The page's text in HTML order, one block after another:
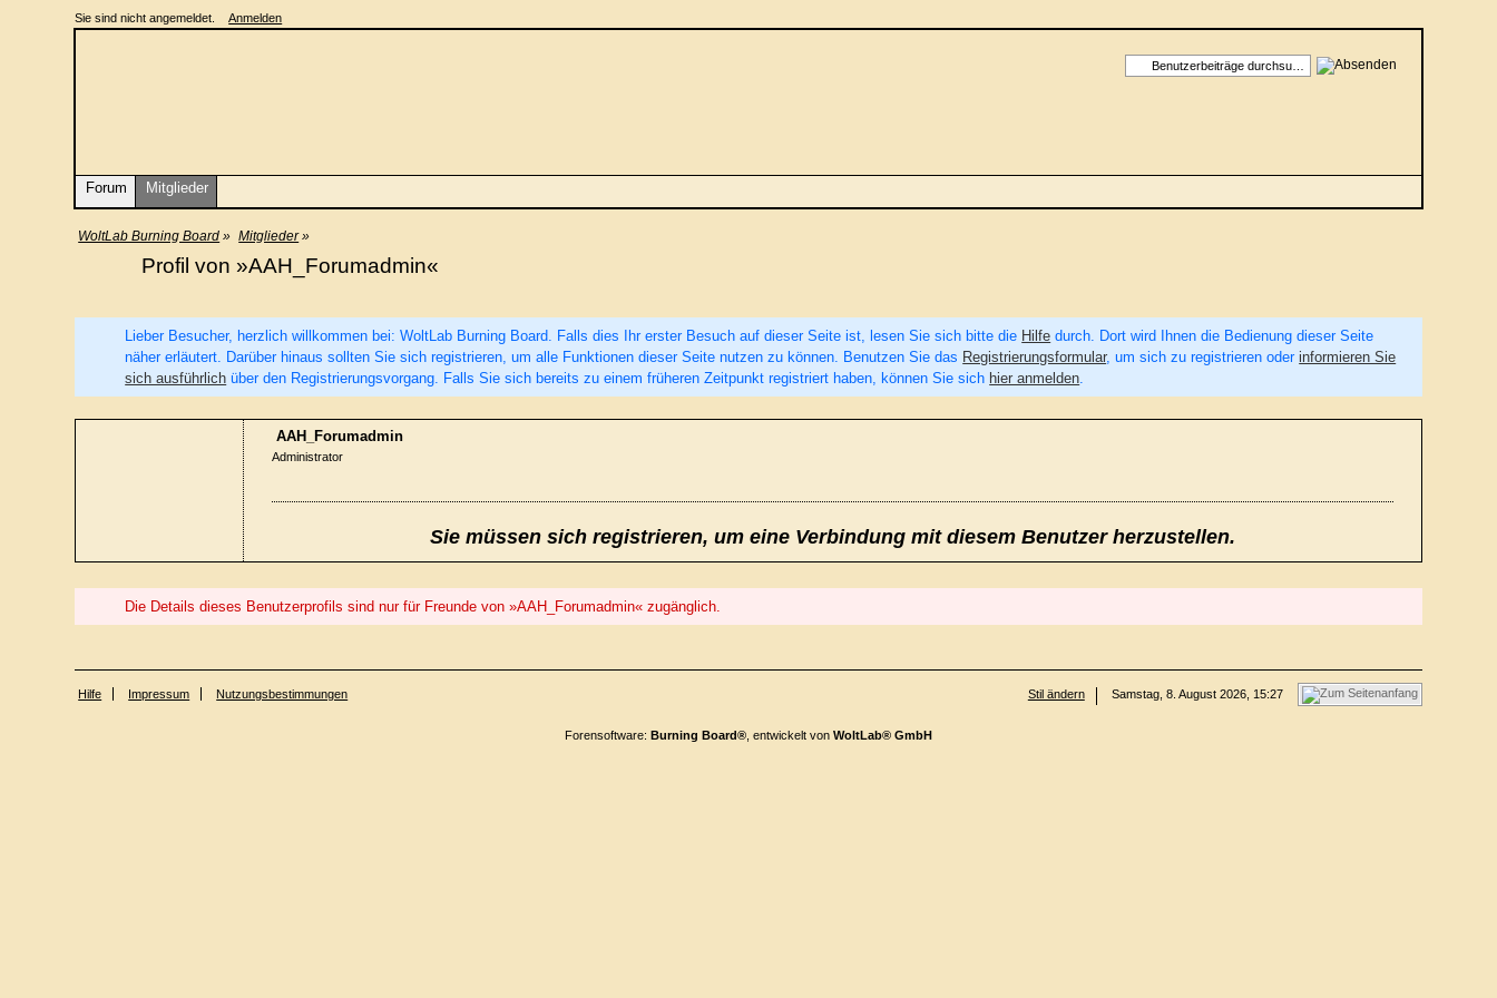
Sie sind nicht angemeldet. Anmelden
Forum Mitglieder
WoltLab Burning Board » Mitglieder»
Profil von »AAH_Forumadmin«
Lieber Besucher, herzlich willkommen bei: WoltLab Burning Board. Falls dies Ihr erster Besuch auf dieser Seite ist, lesen Sie sich bitte die Hilfe durch. Dort wird Ihnen die Bedienung dieser Seite
näher erläutert. Darüber hinaus sollten Sie sich registrieren, um alle Funktionen dieser Seite nutzen zu können. Benutzen Sie das Registrierungsformular, um sich zu registrieren oderinformieren Sie
sich ausführlich über den Registrierungsvorgang. Falls Sie sich bereits zu einem früheren Zeitpunkt registriert haben, können Sie sich hier anmelden.
AAH_Forumadmin
Administrator
Sie müssen sich registrieren, um eine Verbindung mit diesem Benutzer herzustellen.
Die Details dieses Benutzerprofils sind nur für Freunde von »AAH_Forumadmin« zugänglich.
Hilfe Impressum Nutzungsbestimmungen Stil ändern Samstag, 8. August 2026, 15:27
Forensoftware: Burning Board® , entwickelt von WoltLab® GmbH